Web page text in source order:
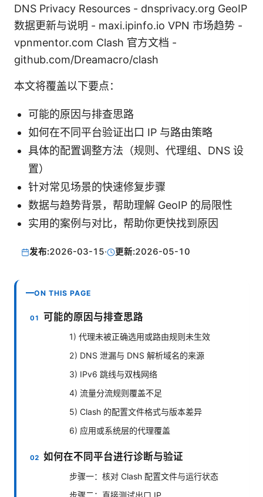
DNS Privacy Resources - dnsprivacy.org GeoIP
数据更新与说明 - maxi.ipinfo.io VPN 市场趋势 -
vpnmentor.com Clash 官方文档 -
github.com/Dreamacro/clash
本文将覆盖以下要点：
可能的原因与排查思路
如何在不同平台验证出口 IP 与路由策略
具体的配置调整方法（规则、代理组、DNS 设
置）
针对常见场景的快速修复步骤
数据与趋势背景，帮助理解 GeoIP 的局限性
实用的案例与对比，帮助你更快找到原因
发布:2026-03-15· 更新:2026-05-10
ON THIS PAGE
可能的原因与排查思路
1) 代理未被正确选用或路由规则未生效
2) DNS 泄漏与 DNS 解析域名的来源
3) IPv6 跳线与双栈网络
4) 流量分流规则覆盖不足
5) Clash 的配置文件格式与版本差异
6) 应用或系统层的代理覆盖
如何在不同平台进行诊断与验证
步骤一：核对 Clash 配置文件与运行状态
步骤二：直接测试出口 IP